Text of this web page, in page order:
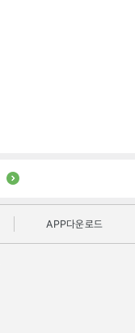
APP다운로드